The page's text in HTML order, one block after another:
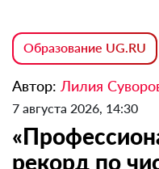
Образование UG.RU
Автор: Лилия
7 августа 2026, 14:30
рекорд по